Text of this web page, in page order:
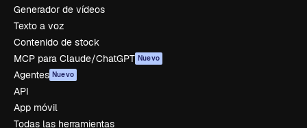
Generador de vídeos
Texto a voz
Contenido de stock
MCP para Claude/ChatGPT Nuevo
Agentes Nuevo
API
App móvil
Todas las herramientas